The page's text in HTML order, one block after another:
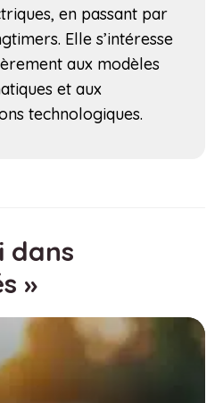
en passant par
Elle s’intéresse
aux modèles
et aux
technologiques.
dans
»